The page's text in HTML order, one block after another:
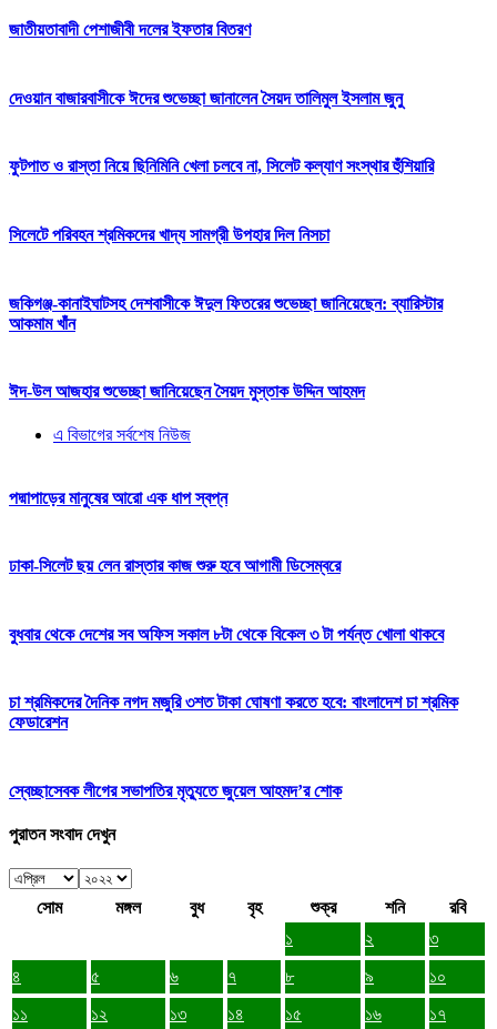
জাতীয়তাবাদী পেশাজীবী দলের ইফতার বিতরণ
দেওয়ান বাজারবাসীকে ঈদের শুভেচ্ছা জানালেন সৈয়দ তালিমুল ইসলাম জুনু
ফুটপাত ও রাস্তা নিয়ে ছিনিমিনি খেলা চলবে না, সিলেট কল্যাণ সংস্থার হুঁশিয়ারি
সিলেটে পরিবহন শ্রমিকদের খাদ্য সামগ্রী উপহার দিল নিসচা
জকিগঞ্জ-কানাইঘাটসহ দেশবাসীকে ঈদুল ফিতরের শুভেচ্ছা জানিয়েছেন: ব্যারিস্টার
আকমাম খাঁন
ঈদ-উল আজহার শুভেচ্ছা জানিয়েছেন সৈয়দ মুস্তাক উদ্দিন আহমদ
এ বিভাগের সর্বশেষ নিউজ
পদ্মাপাড়ের মানুষের আরো এক ধাপ স্বপ্ন
ঢাকা-সিলেট ছয় লেন রাস্তার কাজ শুরু হবে আগামী ডিসেম্বরে
বুধবার থেকে দেশের সব অফিস সকাল ৮টা থেকে বিকেল ৩ টা পর্যন্ত খোলা থাকবে
চা শ্রমিকদের দৈনিক নগদ মজুরি ৩শত টাকা ঘোষণা করতে হবে: বাংলাদেশ চা শ্রমিক
ফেডারেশন
স্বেচ্ছাসেবক লীগের সভাপতির মৃত্যুতে জুয়েল আহমদ’র শোক
পুরাতন সংবাদ দেখুন
সোম মঙ্গল বুধ বৃহ শুক্র শনি
রবি
১
২
৩
৪
৫ ৬ ৭ ৮ ৯
১০
১১
১২ ১৩ ১৪ ১৫ ১৬ ১৭